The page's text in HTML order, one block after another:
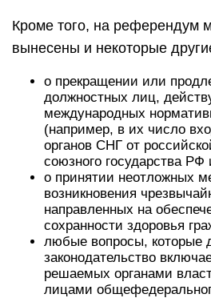
Кроме того, на референдум
вынесены и некоторые
о прекращении или
должностных лиц,
международных
(например, в их число
органов СНГ от
союзного государства РФ
о принятии неотложных
возникновения
направленных на
сохранности здоровья
любые вопросы, которые
законодательство
решаемых органами
лицами